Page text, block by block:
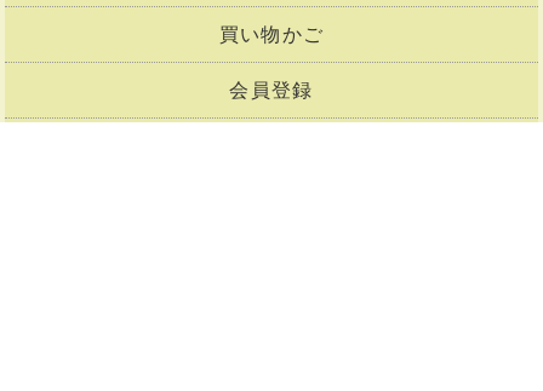
買い物かご
会員登録